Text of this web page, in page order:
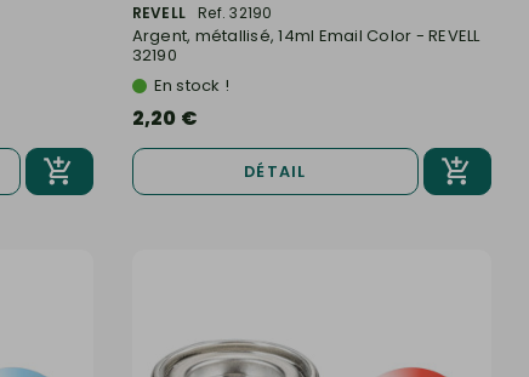
REVELL Ref. 32190
Argent, métallisé, 14ml Email Color - REVELL
32190
En stock !
2,20 €
DÉTAIL